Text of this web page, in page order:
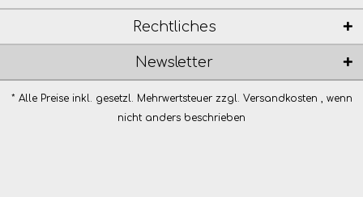
Rechtliches
Newsletter
* Alle Preise inkl. gesetzl. Mehrwertsteuer zzgl. Versandkosten , wenn
nicht anders beschrieben